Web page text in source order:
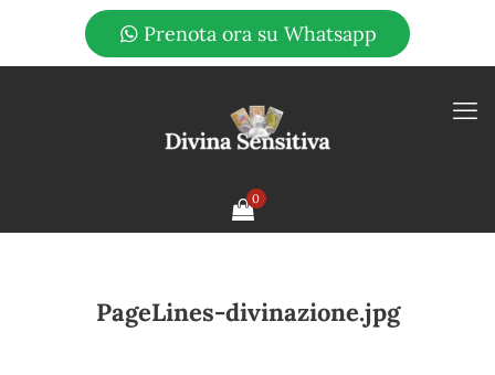
Prenota ora su Whatsapp
0
PageLines-divinazione.jpg